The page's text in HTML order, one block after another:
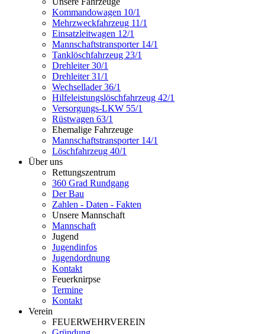
Kommandowagen 10/1
Mehrzweckfahrzeug 11/1
Einsatzleitwagen 12/1
Mannschaftstransporter 14/1
Tanklöschfahrzeug 23/1
Drehleiter 30/1
Drehleiter 31/1
Wechsellader 36/1
Hilfeleistungslöschfahrzeug 42/1
Versorgungs-LKW 55/1
Rüstwagen 63/1
Ehemalige Fahrzeuge
Mannschaftstransporter 14/1
Löschfahrzeug 40/1
Über uns
Rettungszentrum
360 Grad Rundgang
Der Bau
Zahlen - Daten - Fakten
Unsere Mannschaft
Mannschaft
Jugend
Jugendinfos
Jugendordnung
Kontakt
Feuerknirpse
Termine
Kontakt
Verein
FEUERWEHRVEREIN